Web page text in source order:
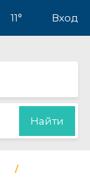
11° Вход
Найти